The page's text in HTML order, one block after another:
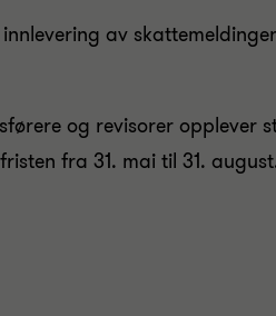
av
og revisorer opplever
fra 31. mai til 31.